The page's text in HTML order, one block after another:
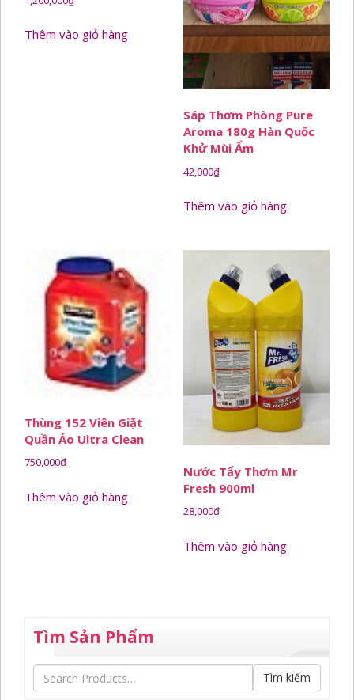
Thêm vào giỏ hàng
Sáp Thơm Phòng Pure
Aroma 180g Hàn Quốc
Khử Mùi Ẩm
42,000₫
Thêm vào giỏ hàng
Thùng 152 Viên Giặt
Quần Áo Ultra Clean
750,000₫
Thêm vào giỏ hàng
Nước Tẩy Thơm Mr
Fresh 900ml
28,000₫
Thêm vào giỏ hàng
Tìm Sản Phẩm
Tìm kiếm